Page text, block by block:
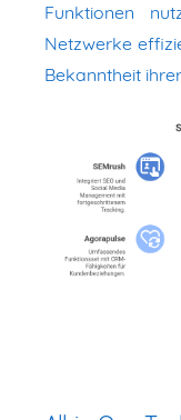
Funktionen
Netzwerke
Bekanntheit